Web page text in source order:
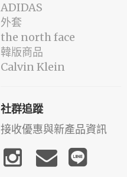
ADIDAS
外套
the north face
韓版商品
Calvin Klein
社群追蹤
接收優惠與新產品資訊